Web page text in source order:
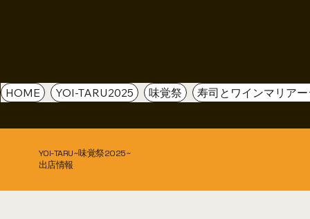
HOME YOI-TARU2025 味覚祭 寿司とワインマリア
​YOI-TARU~味覚祭2025~
出店情報